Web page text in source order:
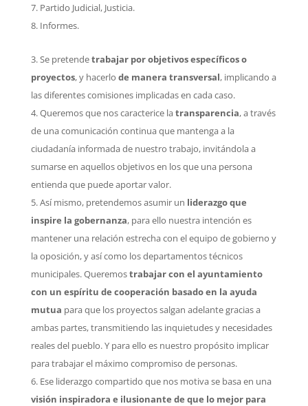
Partido Judicial, Justicia.
Informes.
Se pretendetrabajar por objetivos específicos o
proyectos, y hacerlo de manera transversal, implicando a
las diferentes comisiones implicadas en cada caso.
Queremos que nos caracterice latransparencia, a través
de una comunicación continua que mantenga a la
ciudadanía informada de nuestro trabajo, invitándola a
sumarse en aquellos objetivos en los que una persona
entienda que puede aportar valor.
Así mismo, pretendemos asumir un liderazgo que
inspire la gobernanza, para ello nuestra intención es
mantener una relación estrecha con el equipo de gobierno y
la oposición, y así como los departamentos técnicos
municipales. Queremostrabajar con el ayuntamiento
con un espíritu de cooperación basado en la ayuda
mutua para que los proyectos salgan adelante gracias a
ambas partes, transmitiendo las inquietudes y necesidades
reales del pueblo. Y para ello es nuestro propósito implicar
para trabajar el máximo compromiso de personas.
Ese liderazgo compartido que nos motiva se basa en una
visión inspiradora e ilusionante de que lo mejor para